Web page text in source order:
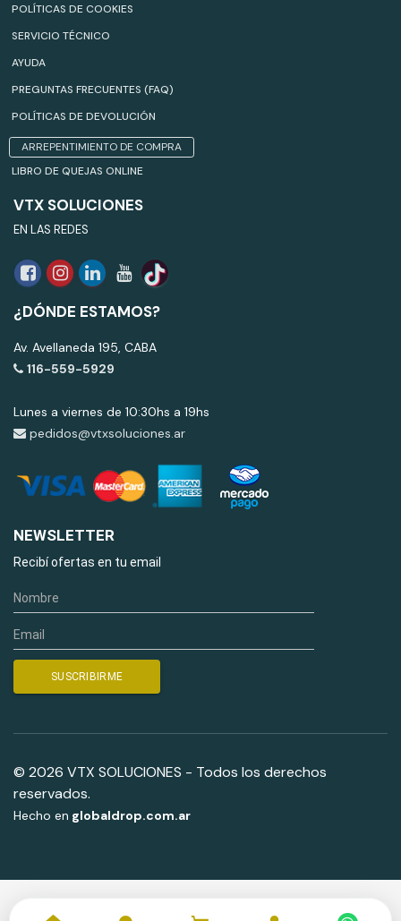
POLÍTICAS DE COOKIES
SERVICIO TÉCNICO
AYUDA
PREGUNTAS FRECUENTES (FAQ)
POLÍTICAS DE DEVOLUCIÓN
ARREPENTIMIENTO DE COMPRA
LIBRO DE QUEJAS ONLINE
VTX SOLUCIONES
EN LAS REDES
¿DÓNDE ESTAMOS?
Av. Avellaneda 195, CABA
116-559-5929
Lunes a viernes de 10:30hs a 19hs
pedidos@vtxsoluciones.ar
NEWSLETTER
Recibí ofertas en tu email
© 2026 VTX SOLUCIONES - Todos los derechos
reservados.
Hecho en globaldrop.com.ar